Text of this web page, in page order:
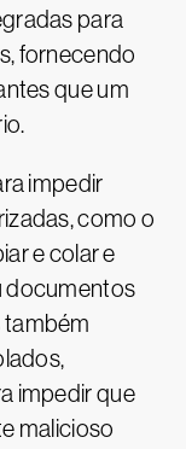
para
fornecendo
que um
impedir
como o
e colar e
documentos
também
impedir que
malicioso